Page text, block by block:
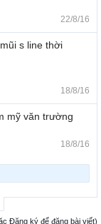
22/8/16
s line thời
18/8/16
mỹ văn trường
18/8/16
Đăng ký để đăng bài viết)